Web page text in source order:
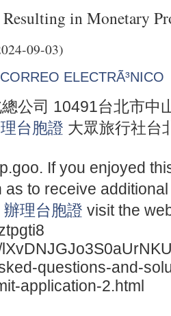
in Monetary
09-03)
ELECTRÃ³NICO
公司 10491台北市中
台胞證 大眾旅行社台
If you enjoyed
as to receive
辦理台胞證 visit the
questions-and-
application-2.html